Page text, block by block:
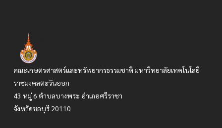
คณะเกษตรศาสตร์และทรัพยากรธรรมชาติ มหาวิทยาลัยเทคโนโลยี
ราชมงคลตะวันออก
43 หมู่ 6 ตำบลบางพระ อำเภอศรีราชา
จังหวัดชลบุรี 20110